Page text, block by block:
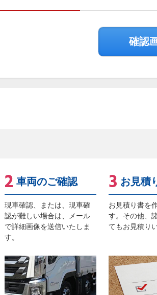
車両のご確認
現車確認、または、現車確
認が難しい場合は、メール
で詳細画像を送信いたしま
す。
お見積
お見積り書を
す。その他、
てもお見積り